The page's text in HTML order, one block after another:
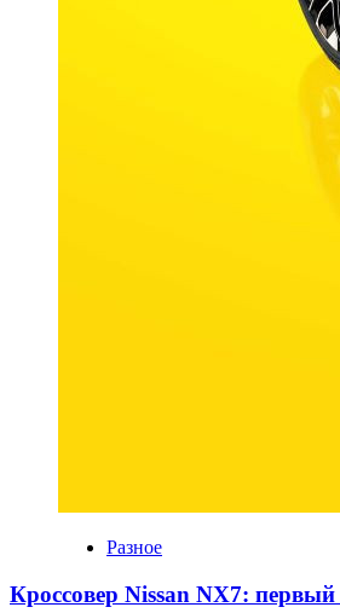
Разное
Кроссовер Nissan NX7: первый